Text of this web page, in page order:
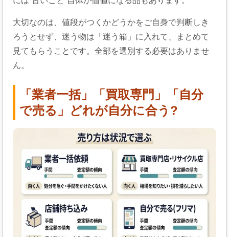
大切なのは、値段がつくかどうかをご自身で判断しき
ろうとせず、迷う物は「迷う箱」に入れて、まとめて
見てもらうことです。全部を選別する必要はありませ
ん。
「業者一括」「買取専門」「自分
で売る」どれが自分に合う?